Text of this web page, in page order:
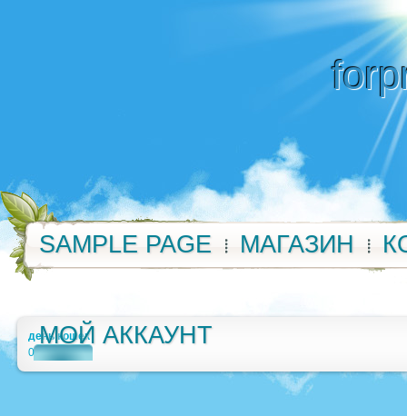
SAMPLE PAGE МАГАЗИН
МОЙ АККАУНТ
день кошек
0